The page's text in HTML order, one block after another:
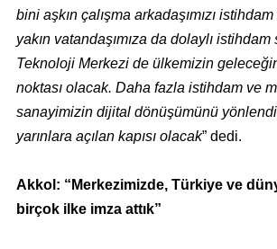
bini aşkın çalışma arkadaşımızı
yakın vatandaşımıza da dolaylı istihdam
Teknoloji Merkezi de ülkemizin
noktası olacak. Daha fazla istihdam ve
sanayimizin dijital dönüşümünü
yarınlara açılan kapısı olacak” dedi.
Akkol: “Merkezimizde, Türkiye ve
birçok ilke imza attık”